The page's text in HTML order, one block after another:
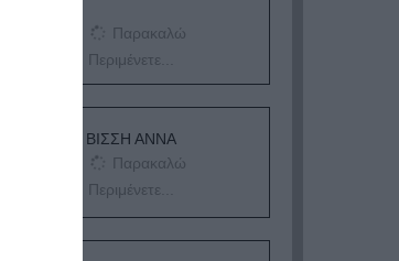
Παρακαλώ
Περιμένετε...
ΕΞΑΙΡΕΣΗ – ΒΙΣΣΗ ΑΝΝΑ
Παρακαλώ
Περιμένετε...